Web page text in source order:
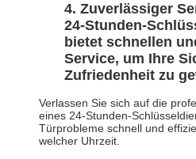
Zuverlässiger
24-Stunden-
bietet schnellen
Service, um Ihre
Zufriedenheit zu
Verlassen Sie sich auf die
eines 24-Stunden-
Türprobleme schnell und
welcher Uhrzeit.